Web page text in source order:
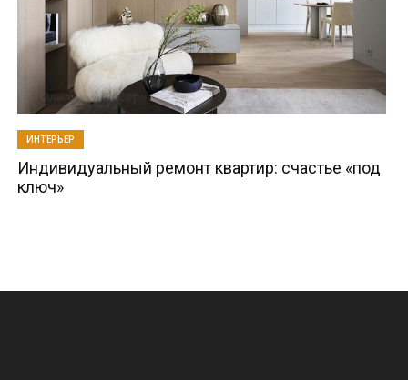
ИНТЕРЬЕР
Индивидуальный ремонт квартир: счастье «под
ключ»